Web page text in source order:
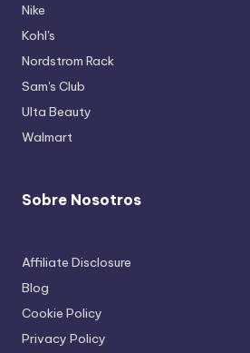
Nike
Kohl's
Nordstrom Rack
Sam's Club
Ulta Beauty
Walmart
Sobre Nosotros
Affiliate Disclosure
Blog
Cookie Policy
Privacy Policy